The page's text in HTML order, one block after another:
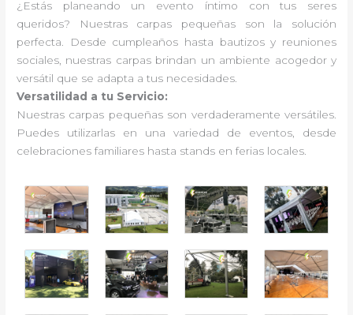
¿Estás planeando un evento íntimo con tus seres
queridos? Nuestras carpas pequeñas son la solución
perfecta. Desde cumpleaños hasta bautizos y reuniones
sociales, nuestras carpas brindan un ambiente acogedor y
versátil que se adapta a tus necesidades.
Versatilidad a tu Servicio:
Nuestras carpas pequeñas son verdaderamente versátiles.
Puedes utilizarlas en una variedad de eventos, desde
celebraciones familiares hasta stands en ferias locales.